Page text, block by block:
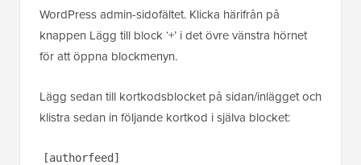
WordPress admin-sidofältet. Klicka härifrån på
knappen Lägg till block ‘+’ i det övre vänstra hörnet
för att öppna blockmenyn.
Lägg sedan till kortkodsblocket på sidan/inlägget och
klistra sedan in följande kortkod i själva blocket:
[authorfeed]